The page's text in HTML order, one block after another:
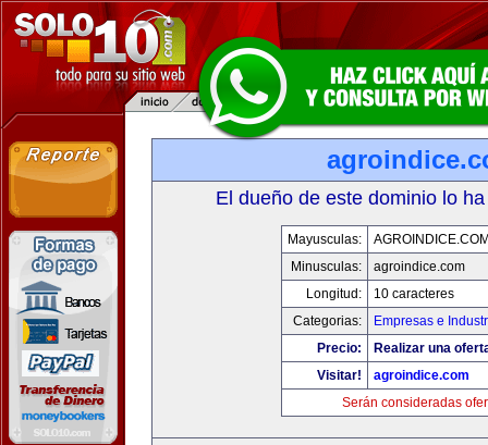
El dueño de este dominio lo
Mayusculas:
Minusculas:
agroindice.com
Longitud:
10 caracteres
Categorias:
Empresas e
Precio:
Realizar una
Visitar!
agroindice.com
Serán consideradas